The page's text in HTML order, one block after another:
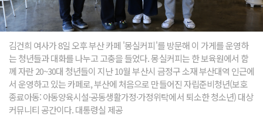
김건희 여사가 8일 오후 부산 카페 '몽실커피'를 방문해 이 가게를 운영하
는 청년들과 대화를 나누고 고충을 들었다. 몽실커피는 한 보육원에서 함
께 자란 20~30대 청년들이 지난 10월 부산시 금정구 소재 부산대역 인근에
서 운영하고 있는 카페로, 부산에 처음으로 만들어진 자립준비청년(보호
종료아동: 아동양육시설·공동생활가정·가정위탁에서 퇴소한 청소년) 대상
커뮤니티 공간이다. 대통령실 제공